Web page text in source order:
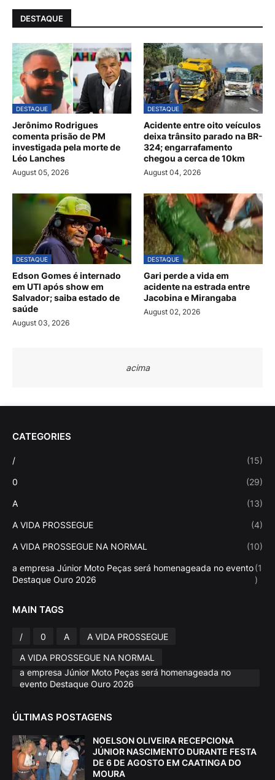
DESTAQUE
DESTAQUE
Jerônimo Rodrigues
comenta prisão de PM
investigada pela morte de
Léo Lanches
August 05, 2026
DESTAQUE
Acidente entre oito veículos
deixa trânsito parado na BR-
324; engarrafamento
chegou a cerca de 10km
August 04, 2026
DESTAQUE
Edson Gomes é internado
em UTI após show em
Salvador; saiba estado de
saúde
August 03, 2026
DESTAQUE
Gari perde a vida em
acidente na estrada entre
Jacobina e Mirangaba
August 02, 2026
acima
CATEGORIES
/ (15)
0 (29)
A (13)
A VIDA PROSSEGUE (4)
A VIDA PROSSEGUE NA NORMAL (10)
a empresa Júnior Moto Peças será homenageada no evento
Destaque Ouro 2026
(1
)
MAIN TAGS
/ 0 A
A VIDA PROSSEGUE
A VIDA PROSSEGUE NA NORMAL
a empresa Júnior Moto Peças será homenageada no
evento Destaque Ouro 2026
ÚLTIMAS POSTAGENS
NOELSON OLIVEIRA RECEPCIONA
JÚNIOR NASCIMENTO DURANTE FESTA
DE 6 DE AGOSTO EM CAATINGA DO
MOURA